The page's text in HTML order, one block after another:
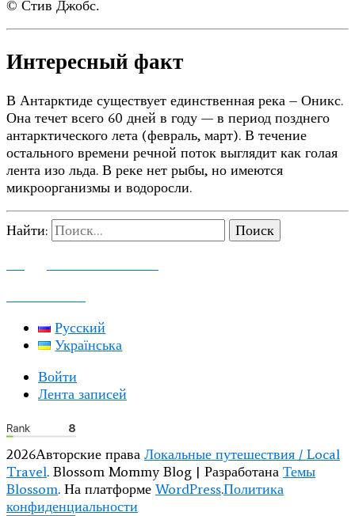
© Стив Джобс.
Интересный факт
В Антарктиде существует единственная река – Оникс.
Она течет всего 60 дней в году — в период позднего
антарктического лета (февраль, март). В течение
остального времени речной поток выглядит как голая
лента изо льда. В реке нет рыбы, но имеются
микроорганизмы и водоросли.
Найти:
Русский
Українська
Войти
Лента записей
2026Авторские права Локальные путешествия / Local
Travel. Blossom Mommy Blog | Разработана Темы
Blossom. На платформе WordPress.Политика
конфиденциальности